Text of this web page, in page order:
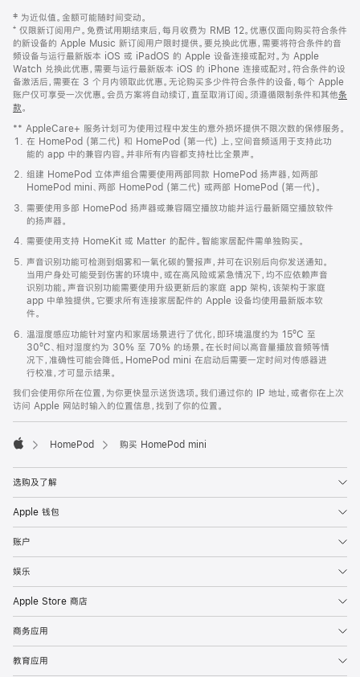
页
页
脚
注
‡ 为近似值。金额可能随时间变动。
⁺ 仅限新订阅用户。免费试用期结束后，每月收费为 RMB 12。优惠仅面向购买符合条件
的新设备的 Apple Music 新订阅用户限时提供。要兑换此优惠，需要将符合条件的音
频设备与运行最新版本 iOS 或 iPadOS 的 Apple 设备连接或配对。为 Apple
Watch 兑换此优惠，需要与运行最新版本 iOS 的 iPhone 连接或配对。符合条件的设
备激活后，需要在 3 个月内领取此优惠。无论购买多少件符合条件的设备，每个 Apple
账户仅可享受一次优惠。会员方案将自动续订，直至取消订阅。须遵循限制条件和其他条
款。
窗
口
中
打
开)
** AppleCare+ 服务计划可为使用过程中发生的意外损坏提供不限次数的保修服务。
在 HomePod (第二代) 和 HomePod (第一代) 上，空间音频适用于支持此功
能的 app 中的兼容内容。并非所有内容都支持杜比全景声。
组建 HomePod 立体声组合需要使用两部同款 HomePod 扬声器，如两部
HomePod mini、两部 HomePod (第二代) 或两部 HomePod (第一代)。
需要使用多部 HomePod 扬声器或兼容隔空播放功能并运行最新隔空播放软件
的扬声器。
需要使用支持 HomeKit 或 Matter 的配件。智能家居配件需单独购买。
声音识别功能可检测到烟雾和一氧化碳的警报声，并可在识别后向你发送通知。
当用户身处可能受到伤害的环境中，或在高风险或紧急情况下，均不应依赖声音
识别功能。声音识别功能需要使用升级更新后的家庭 app 架构，该架构于家庭
app 中单独提供。它要求所有连接家居配件的 Apple 设备均使用最新版本软
件。
温湿度感应功能针对室内和家居场景进行了优化，即环境温度约为 15ºC 至
30ºC、相对湿度约为 30% 至 70% 的场景。在长时间以高音量播放音频等情
况下，准确性可能会降低。HomePod mini 在启动后需要一定时间对传感器进
行校准，才可显示结果。
我们会使用你所在位置，为你更快显示送货选项。我们通过你的 IP 地址，或者你在上次
访问 Apple 网站时输入的位置信息，找到了你的位置。
HomePod 购买 HomePod mini
选购及了解
Apple 钱包
账户
娱乐
Apple Store 商店
商务应用
教育应用